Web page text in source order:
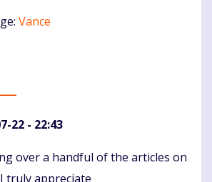
Vance
22 - 22:43
over a handful of the articles on
truly appreciate